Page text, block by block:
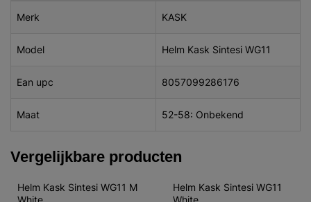
Merk KASK
Model Helm Kask Sintesi WG11
Ean upc 8057099286176
Maat 52-58: Onbekend
Vergelijkbare producten
Helm Kask Sintesi WG11 M
White
Helm Kask Sintesi WG11
White